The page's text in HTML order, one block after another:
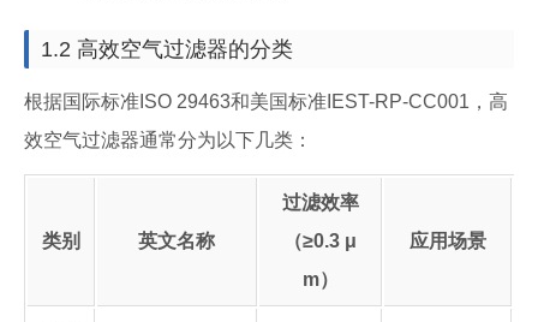
1.2 高效空气过滤器的分类
根据国际标准ISO 29463和美国标准IEST-RP-CC001，高
效空气过滤器通常分为以下几类：
类别 英文名称
过滤效率
（≥0.3 μ
m）
应用场景